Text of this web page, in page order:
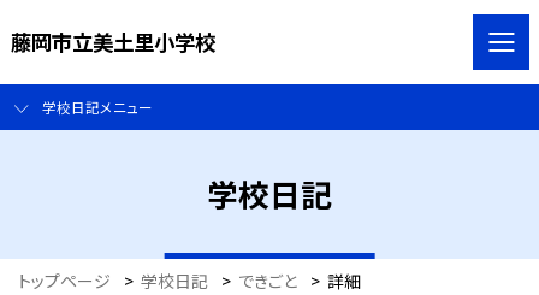
藤岡市立美土里小学校
学校日記メニュー
学校日記
トップページ > 学校日記 > できごと > 詳細